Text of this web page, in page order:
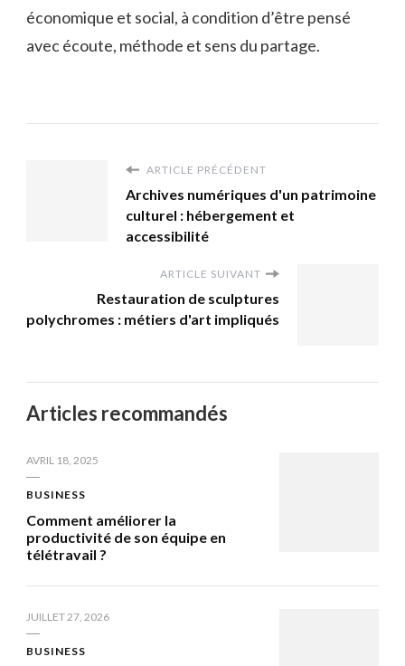
économique et social, à condition d’être pensé
avec écoute, méthode et sens du partage.
ARTICLE PRÉCÉDENT
Archives numériques d'un patrimoine
culturel : hébergement et
accessibilité
ARTICLE SUIVANT
Restauration de sculptures
polychromes : métiers d'art impliqués
Articles recommandés
AVRIL 18, 2025
BUSINESS
Comment améliorer la
productivité de son équipe en
télétravail ?
JUILLET 27, 2026
BUSINESS